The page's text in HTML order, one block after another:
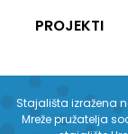
PROJEKTI
Stajališta izražena
Mreže pružatelja